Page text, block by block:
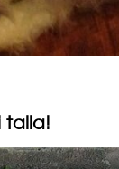
talla!